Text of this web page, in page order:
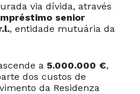
via dívida, através
senior
, entidade mutuária da
a 5.000.000 €,
dos custos de
da Residenza